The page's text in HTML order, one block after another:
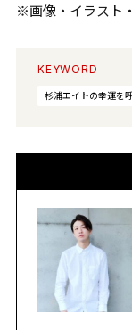
※画像・イラスト
KEYWORD
杉浦エイトの幸運を